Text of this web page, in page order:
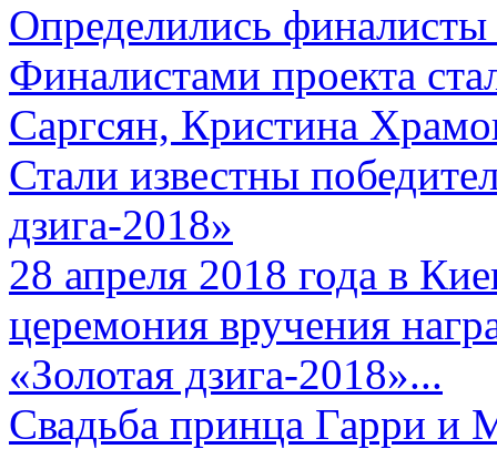
Определились
Финалистами проекта
Саргсян, Кристина
Стали известны
дзига-2018»
28 апреля 2018 года в
церемония вручения
«Золотая дзига-2018»...
Свадьба принца Гарри и